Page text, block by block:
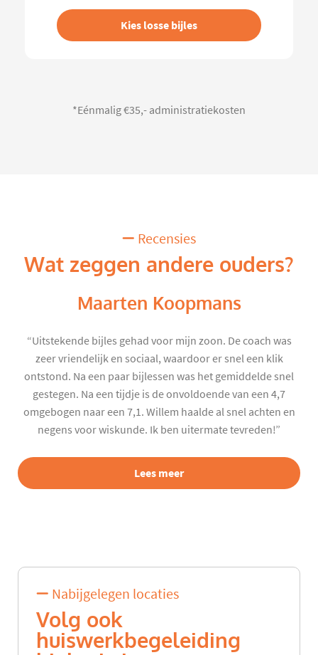
Kies losse bijles
*Eénmalig €35,- administratiekosten
Recensies
Wat zeggen andere ouders?
Maarten Koopmans
“Uitstekende bijles gehad voor mijn zoon. De coach was
zeer vriendelijk en sociaal, waardoor er snel een klik
ontstond. Na een paar bijlessen was het gemiddelde snel
gestegen. Na een tijdje is de onvoldoende van een 4,7
omgebogen naar een 7,1. Willem haalde al snel achten en
negens voor wiskunde. Ik ben uitermate tevreden!”
Lees meer
Nabijgelegen locaties
Volg ook
huiswerkbegeleiding